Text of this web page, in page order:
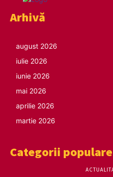
Arhivă
august 2026
iulie 2026
iunie 2026
mai 2026
aprilie 2026
martie 2026
Categorii populare